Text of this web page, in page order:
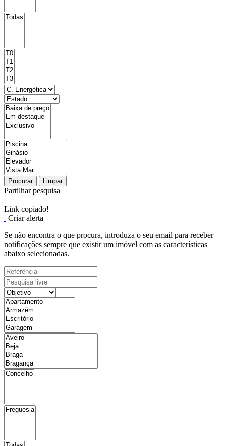
Procurar Limpar
Partilhar pesquisa
Link copiado!
Criar alerta
Se não encontra o que procura, introduza o seu email para receber
notificações sempre que existir um imóvel com as características
abaixo selecionadas.